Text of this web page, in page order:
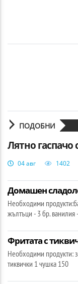
ПОДОБНИ
Лятно гаспачо
04 авг 1402
Домашен
Необходими
жълтъци - 3 бр. ванилия
Фритата с
Необходими продукти:
тиквички 1 чушка 150